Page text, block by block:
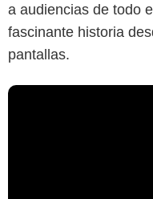
a audiencias de todo
fascinante historia
pantallas.